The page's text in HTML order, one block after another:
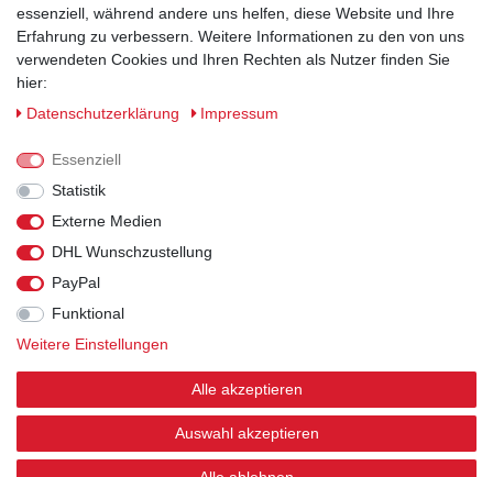
Sicherheitsklassen
Informationen
Versand
Rechtliches
© 2026 Arbeitsschuhe und Arbeitskleidung kaufen
| HKB24.de - Alle Rechte vorbehalten.
nordhelp IT
essenziell, während andere uns helfen, diese Website und Ihre
Erfahrung zu verbessern. Weitere Informationen zu den von uns
verwendeten Cookies und Ihren Rechten als Nutzer finden Sie
hier:
Daten­schutz­erklärung
Impressum
Essenziell
Statistik
Externe Medien
DHL Wunschzustellung
PayPal
Funktional
Weitere Einstellungen
Alle akzeptieren
Auswahl akzeptieren